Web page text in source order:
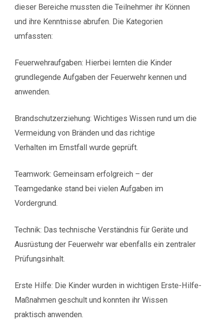
dieser Bereiche mussten die Teilnehmer ihr Können
und ihre Kenntnisse abrufen. Die Kategorien
umfassten:
Feuerwehraufgaben: Hierbei lernten die Kinder
grundlegende Aufgaben der Feuerwehr kennen und
anwenden.
Brandschutzerziehung: Wichtiges Wissen rund um die
Vermeidung von Bränden und das richtige
Verhalten im Ernstfall wurde geprüft.
Teamwork: Gemeinsam erfolgreich – der
Teamgedanke stand bei vielen Aufgaben im
Vordergrund.
Technik: Das technische Verständnis für Geräte und
Ausrüstung der Feuerwehr war ebenfalls ein zentraler
Prüfungsinhalt.
Erste Hilfe: Die Kinder wurden in wichtigen Erste-Hilfe-
Maßnahmen geschult und konnten ihr Wissen
praktisch anwenden.